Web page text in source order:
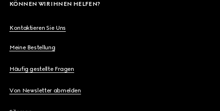
KÖNNEN WIR IHNEN HELFEN?
Kontaktieren Sie Uns
Meine Bestellung
Häufig gestellte Fragen
Von Newsletter abmelden